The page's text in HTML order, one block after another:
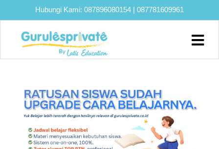
Hubungi Kami: 087896080154 | 087781609961
Home
Program
Bimbel